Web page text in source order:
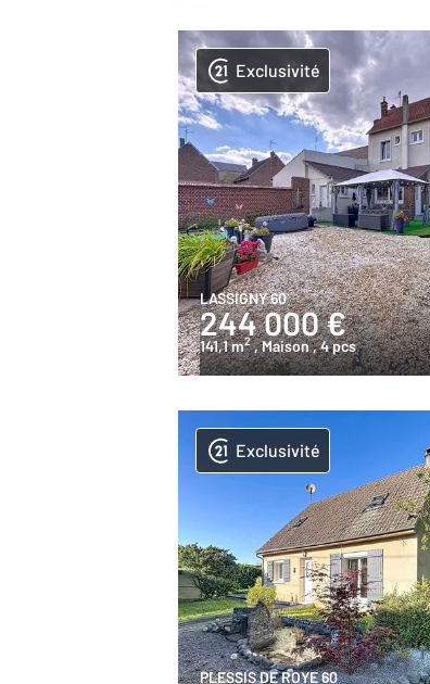
Exclusivité
LASSIGNY 60
244 000 €
141,1 m2 , Maison, 4 pcs
Exclusivité
PLESSIS DE ROYE 60